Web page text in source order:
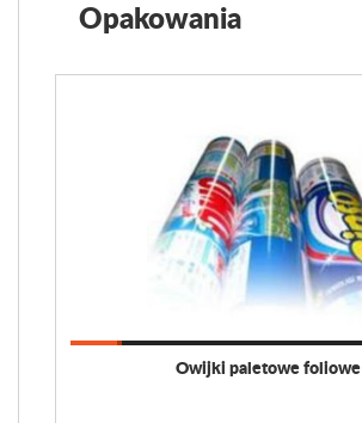
Opakowania
Owijki paletowe foliowe